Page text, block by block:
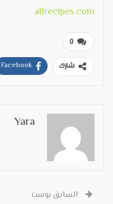
allrecipes.com
0
شارك Facebook
Yara
السابق بوست